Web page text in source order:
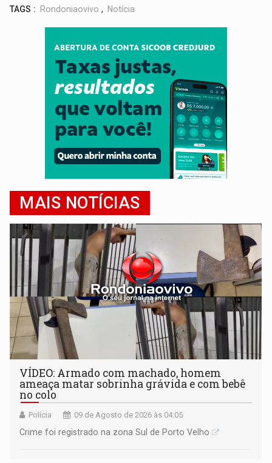
TAGS : Rondoniaovivo , Notícia
MAIS NOTÍCIAS
VÍDEO: Armado com machado, homem
ameaça matar sobrinha grávida e com bebê
no colo
Polícia 09 de Agosto de 2026 às 04:05
Crime foi registrado na zona Sul de Porto Velho